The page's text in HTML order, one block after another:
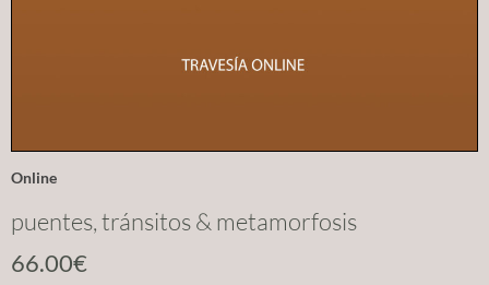
Online
puentes, tránsitos & metamorfosis
66.00€